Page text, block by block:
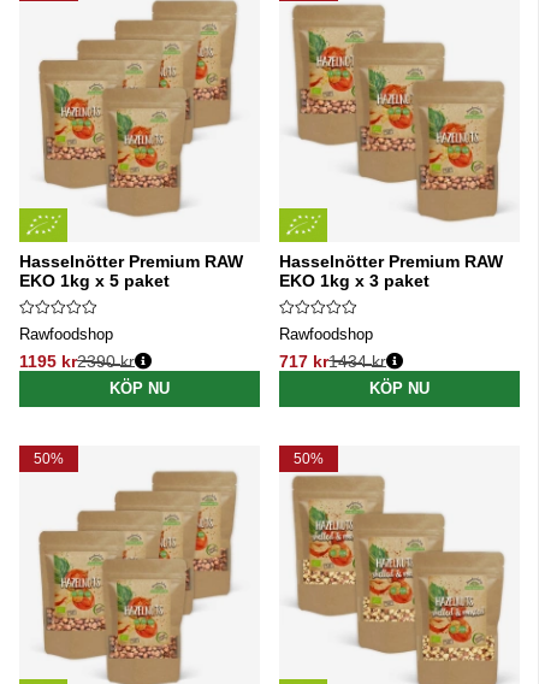
Hasselnötter Premium RAW
EKO 1kg x 5 paket
Rawfoodshop
1195 kr
Ordinarie pris:
2390 kr
KÖP NU
Hasselnötter Premium RAW
EKO 1kg x 3 paket
Rawfoodshop
717 kr
Ordinarie pris:
1434 kr
KÖP NU
50% 50%